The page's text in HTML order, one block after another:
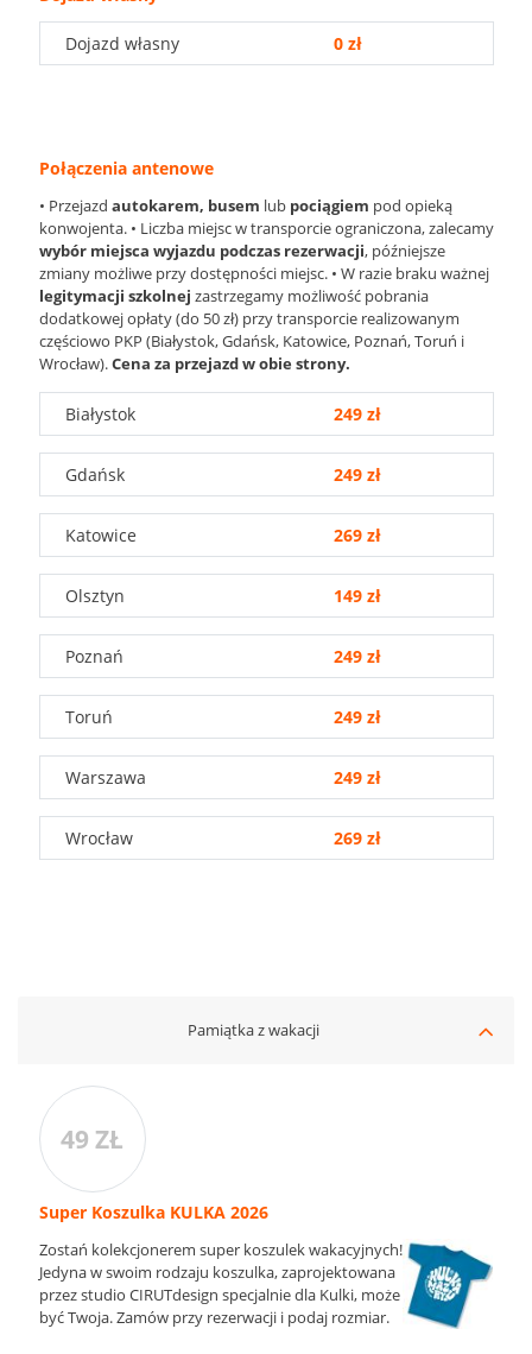
Dojazd własny 0 zł
Połączenia antenowe
• Przejazd autokarem, busem lubpociągiem pod opieką
konwojenta. • Liczba miejsc w transporcie ograniczona, zalecamy
wybór miejsca wyjazdu podczas rezerwacji, późniejsze
zmiany możliwe przy dostępności miejsc. • W razie braku ważnej
legitymacji szkolnej zastrzegamy możliwość pobrania
dodatkowej opłaty (do 50 zł) przy transporcie realizowanym
częściowo PKP (Białystok, Gdańsk, Katowice, Poznań, Toruń i
Wrocław).Cena za przejazd w obie strony.
Białystok 249 zł
Gdańsk 249 zł
Katowice 269 zł
Olsztyn 149 zł
Poznań 249 zł
Toruń 249 zł
Warszawa 249 zł
Wrocław 269 zł
Pamiątka z wakacji
49 ZŁ
Super Koszulka KULKA 2026
Zostań kolekcjonerem super koszulek wakacyjnych!
Jedyna w swoim rodzaju koszulka, zaprojektowana
przez studio CIRUTdesign specjalnie dla Kulki, może
być Twoja. Zamów przy rezerwacji i podaj rozmiar.